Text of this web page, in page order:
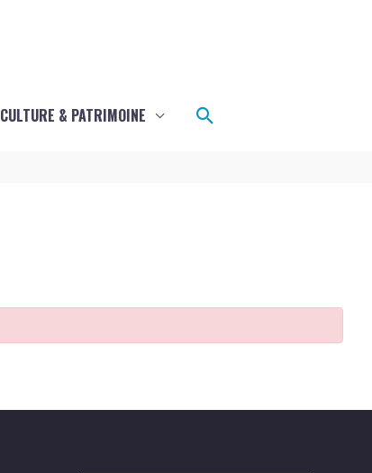
CULTURE & PATRIMOINE Rechercher